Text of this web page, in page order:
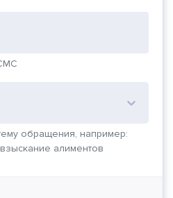
обращения, например:
алиментов